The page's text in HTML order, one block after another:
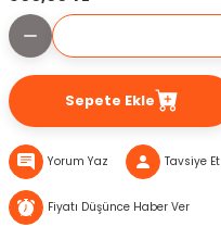
Sepete Ekle
Yorum Yaz Tavsiye Et
Fiyatı Düşünce Haber Ver